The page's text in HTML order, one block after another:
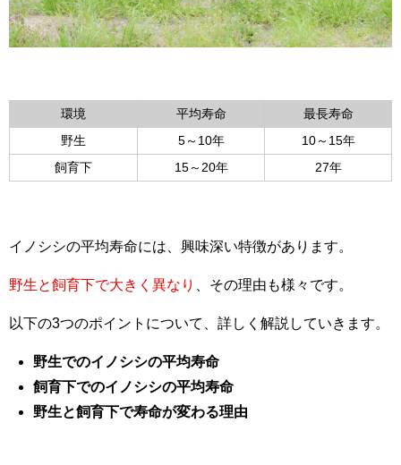
環境 平均寿命
最長寿命
野生
5～10年
10～15年
飼育下
15～20年 27年
イノシシの平均寿命には、興味深い特徴があります。
野生と飼育下で大きく異なり 、その理由も様々です。
以下の3つのポイントについて、詳しく解説していきます。
野生でのイノシシの平均寿命
飼育下でのイノシシの平均寿命
野生と飼育下で寿命が変わる理由